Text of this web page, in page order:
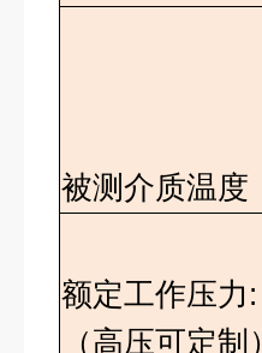
被测介质温度
额定工作压力:
（高压可定制）